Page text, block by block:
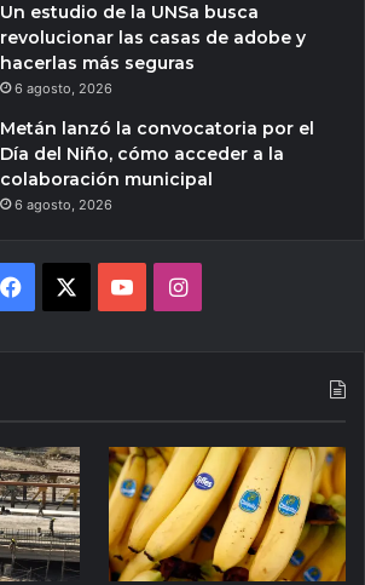
Un estudio de la UNSa busca
revolucionar las casas de adobe y
hacerlas más seguras
6 agosto, 2026
Metán lanzó la convocatoria por el
Día del Niño, cómo acceder a la
colaboración municipal
6 agosto, 2026
Facebook YouTubeInstagram